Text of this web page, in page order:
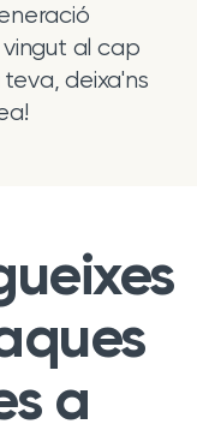
al cap
deixa'ns
a